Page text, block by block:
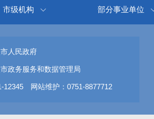
市级机构 部分事业单位
人民政府
政务服务和数据管理局
12345 网站维护：0751-8877712